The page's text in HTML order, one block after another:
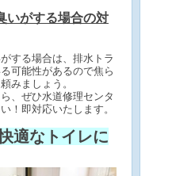
いがする場合の対
する場合は、排水トラ
可能性があるので焦ら
みましょう。
、ぜひ水道修理センタ
！即対応いたします。
適なトイレに